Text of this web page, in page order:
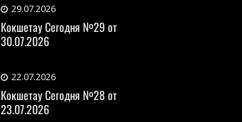
29.07.2026
Кокшетау Сегодня №29 от
30.07.2026
22.07.2026
Кокшетау Сегодня №28 от
23.07.2026